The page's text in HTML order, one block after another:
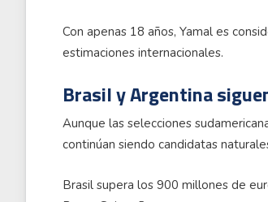
Con apenas 18 años, Yamal es
estimaciones internacionales.
Brasil y Argentina
Aunque las selecciones
continúan siendo candidatas
Brasil supera los 900 millones de